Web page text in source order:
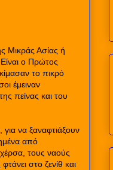
Μικράς Ασίας ή
ο Πρώτος
το πικρό
έμειναν
πείνας και του
να ξαναφτιάξουν
από
τους ναούς
στο ζενίθ και